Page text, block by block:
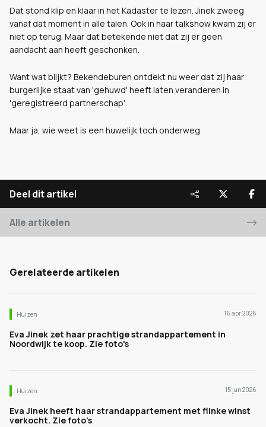
Dat stond klip en klaar in het Kadaster te lezen. Jinek zweeg
vanaf dat moment in alle talen. Ook in haar talkshow kwam zij er
niet op terug. Maar dat betekende niet dat zij er geen
aandacht aan heeft geschonken.
Want wat blijkt? Bekendeburen ontdekt nu weer dat zij haar
burgerlijke staat van 'gehuwd' heeft laten veranderen in
'geregistreerd partnerschap'.
Maar ja, wie weet is een huwelijk toch onderweg
Deel dit artikel
Alle artikelen
Gerelateerde artikelen
Huizen 16 apr 2026
Eva Jinek zet haar prachtige strandappartement in
Noordwijk te koop. Zie foto's
Huizen 15 jun 2026
Eva Jinek heeft haar strandappartement met flinke winst
verkocht. Zie foto's